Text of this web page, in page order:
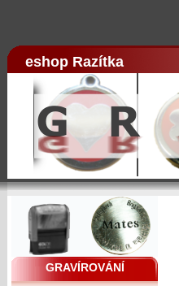
eshop Razítka
GRAVÍROVÁNÍ